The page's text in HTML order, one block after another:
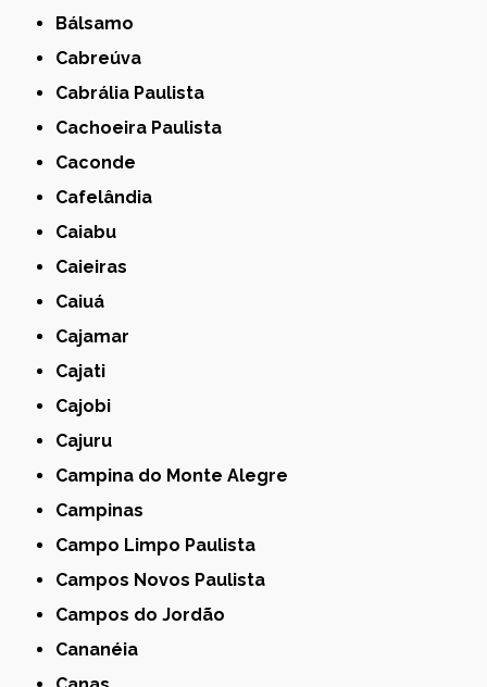
Bálsamo
Cabreúva
Cabrália Paulista
Cachoeira Paulista
Caconde
Cafelândia
Caiabu
Caieiras
Caiuá
Cajamar
Cajati
Cajobi
Cajuru
Campina do Monte Alegre
Campinas
Campo Limpo Paulista
Campos Novos Paulista
Campos do Jordão
Cananéia